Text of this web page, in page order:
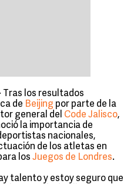
Tras los resultados
de Beijing por parte de la
general del Code Jalisco,
la importancia de
nacionales,
de los atletas en
los Juegos de Londres.
talento y estoy seguro que